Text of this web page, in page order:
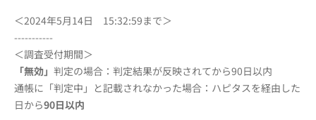
＜2024年5月14日 15:32:59まで＞
-----------
＜調査受付期間＞
「無効」 判定の場合：判定結果が反映されてから90日以内
通帳に「判定中」と記載されなかった場合：ハピタスを経由した
日から90日以内